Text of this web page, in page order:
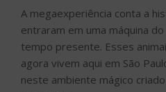
A megaexperiência conta a
entraram em uma máquina
tempo presente. Esses
agora vivem aqui em São
neste ambiente mágico